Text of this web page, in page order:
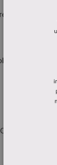
– også på
specialist i